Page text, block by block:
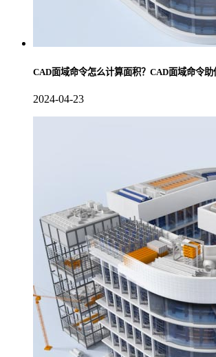
CAD面域命令怎么计算面积？CAD面域命令
2024-04-23